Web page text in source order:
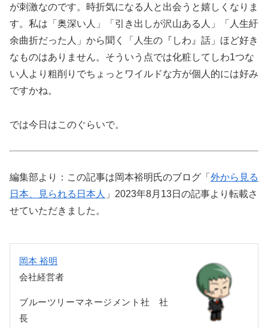
が刺激なのです。時折気になる人と出会うと嬉しくなりま
す。私は「奥深い人」「引き出しが沢山ある人」「人生紆
余曲折だった人」から聞く「人生の『しわ』話」ほど好き
なものはありません。そういう点では化粧してしわ1つな
い人より粗削りでちょっとワイルドな方が個人的には好み
ですかね。
では今日はこのぐらいで。
編集部より：この記事は岡本裕明氏のブログ「 外から見る
日本、見られる日本人 」2023年8月13日の記事より転載さ
せていただきました。
岡本 裕明
会社経営者
ブルーツリーマネージメント社 社
長